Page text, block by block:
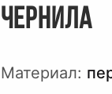
ЧЕРНИЛА
Материал: